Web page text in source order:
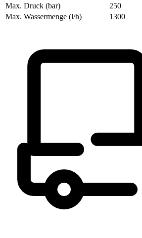
Max. Druck (bar)
250
Max. Wassermenge (l/h)
1300